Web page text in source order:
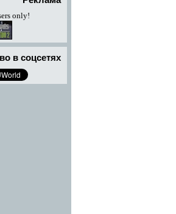
only!
в соцсетях